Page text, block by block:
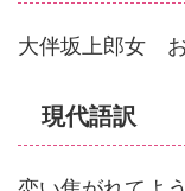
大伴坂上郎女
現代語訳